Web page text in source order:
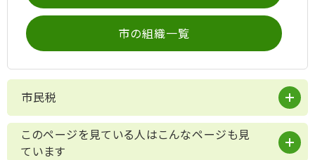
市の組織一覧
市民税
このページを見ている人はこんなページも見
ています